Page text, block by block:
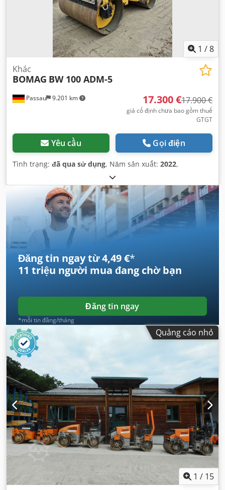
1 /8
Passau 9.201 km
Khác
BOMAG BW 100 ADM-5
17.300 €17.900 €
giá cố định chưa bao gồm thuế
GTGT
Yêu cầu Gọi điện
Tình trạng: đã qua sử dụng, Năm sản xuất: 2022,
Đăng tin ngay từ 4,49 €*
11 triệu người mua đang chờ bạn
Đăng tin ngay
*mỗi tin đăng/tháng
Quảng cáo nhỏ
1 / 15